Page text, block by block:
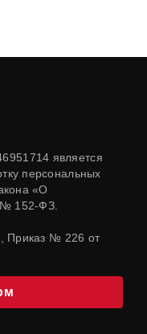
является
персональных
«О
№ 152-ФЗ.
Приказ № 226 от